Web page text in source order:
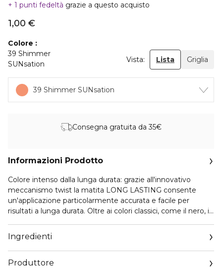
1 punti fedeltà grazie a questo acquisto
1,00 €
Colore
39 Shimmer
SUNsation
Vista: Lista Griglia
39 Shimmer SUNsation
Consegna gratuita da 35€
Informazioni Prodotto
Colore intenso dalla lunga durata: grazie all'innovativo
meccanismo twist la matita LONG LASTING consente
un'applicazione particolarmente accurata e facile per
risultati a lunga durata. Oltre ai colori classici, come il nero, il
di tendenza come il blu, il verde e altri colori shimmer.
Ingredienti
Produttore